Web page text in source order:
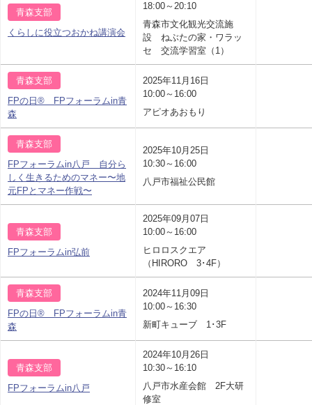
青森支部
くらしに役立つおかね講演会
18:00～20:10
青森市文化観光交流施
設 ねぶたの家・ワラッ
セ 交流学習室（1）
青森支部
FPの日® FPフォーラムin青
森
2025年11月16日
10:00～16:00
アピオあおもり
青森支部
FPフォーラムin八戸 自分ら
しく生きるためのマネー〜地
元FPとマネー作戦〜
2025年10月25日
10:30～16:00
八戸市福祉公民館
青森支部
FPフォーラムin弘前
2025年09月07日
10:00～16:00
ヒロロスクエア
（HIRORO 3･4F）
青森支部
FPの日® FPフォーラムin青
森
2024年11月09日
10:00～16:30
新町キューブ 1･3F
青森支部
FPフォーラムin八戸
2024年10月26日
10:30～16:10
八戸市水産会館 2F大研
修室